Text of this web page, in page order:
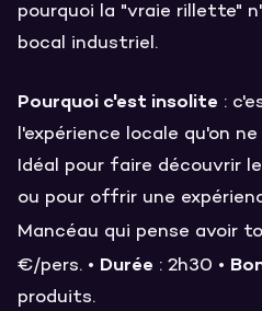
pourquoi la "vraie rillette"
bocal industriel.
Pourquoi c'est insolite :
l'expérience locale qu'on
Idéal pour faire découvrir
ou pour offrir une
Mancéau qui pense avoir
€/pers. • Durée : 2h30 •
produits.